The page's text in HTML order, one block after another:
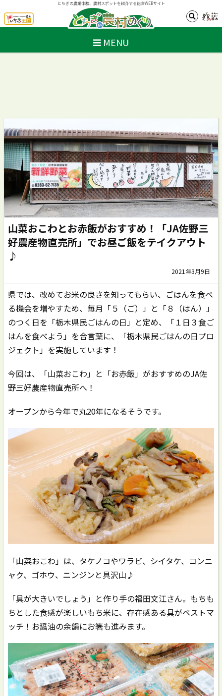
とちぎの農業体験、農村スポットを紹介する総合WEBサイト
MENU
山菜おこわとお赤飯がおすすめ！「JA佐野三
好農産物直売所」でお昼ご飯をテイクアウト
♪
2021年3月9日
県では、改めてお米の良さを知ってもらい、ごはんを食べ
る機会を増やすため、毎月「５（ご）」と「８（はん）」
のつく日を「栃木県民ごはんの日」と定め、「１日３食ご
はんを食べよう」を合言葉に、「栃木県民ごはんの日プロ
ジェクト」を実施しています！
今回は、「山菜おこわ」と「お赤飯」がおすすめのJA佐
野三好農産物直売所へ！
オープンから今年で丸20年になるそうです。
「山菜おこわ」は、タケノコやワラビ、シイタケ、コンニ
ャク、ゴホウ、ニンジンと具沢山♪
「具が大きいでしょう」と作り手の福田文江さん。もちも
ちとした食感が楽しいもち米に、存在感ある具がベストマ
ッチ！お醤油の余韻にお箸も進みます。